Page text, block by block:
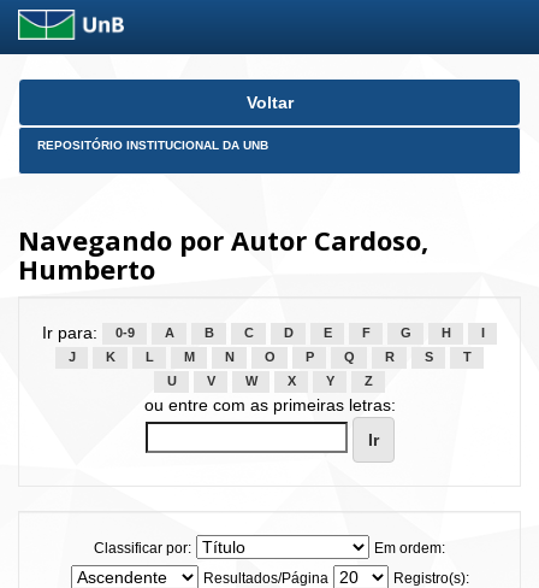
Skip
Voltar
REPOSITÓRIO INSTITUCIONAL DA UNB
Navegando por Autor Cardoso,
Humberto
Ir para: 0-9 A B C D E F G H
J
K L M N O P Q R S
T
U
V W X Y Z
ou entre com as primeiras letras:
Classificar por:
Em ordem:
Resultados/Página
Registro(s):